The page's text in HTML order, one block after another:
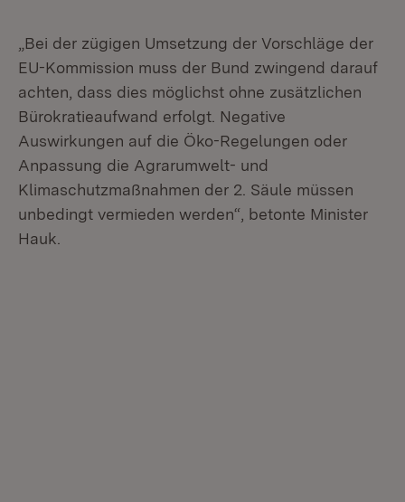
„Bei der zügigen Umsetzung der Vorschläge der
EU-Kommission muss der Bund zwingend darauf
achten, dass dies möglichst ohne zusätzlichen
Bürokratieaufwand erfolgt. Negative
Auswirkungen auf die Öko-Regelungen oder
Anpassung die Agrarumwelt- und
Klimaschutzmaßnahmen der 2. Säule müssen
unbedingt vermieden werden“, betonte Minister
Hauk.